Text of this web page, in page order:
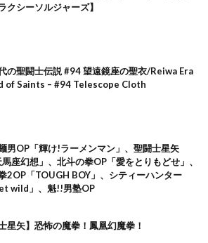
クシーソルジャーズ】
の聖闘士伝説 #94 望遠鏡座の聖衣/Reiwa Era
of Saints – #94 Telescope Cloth
男OP「輝け!ラーメンマン」、聖闘士星矢
座幻想」、北斗の拳OP「愛をとりもどせ」、
2OP「TOUGH BOY」、シティーハンター
wild」、魁!!男塾OP
星矢】恐怖の魔拳！鳳凰幻魔拳！